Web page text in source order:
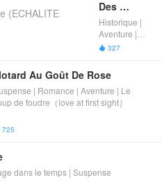
Des
Chasseurs
D'Élite
(ECHALITE
Historique |
Aventure |
Suspense
 327
Au Goût De Rose
| Romance | Aventure | Le
de foudre（love at first sight）
725
dans le temps | Suspense